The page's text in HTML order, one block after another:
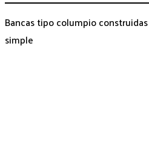
Bancas tipo columpio
simple